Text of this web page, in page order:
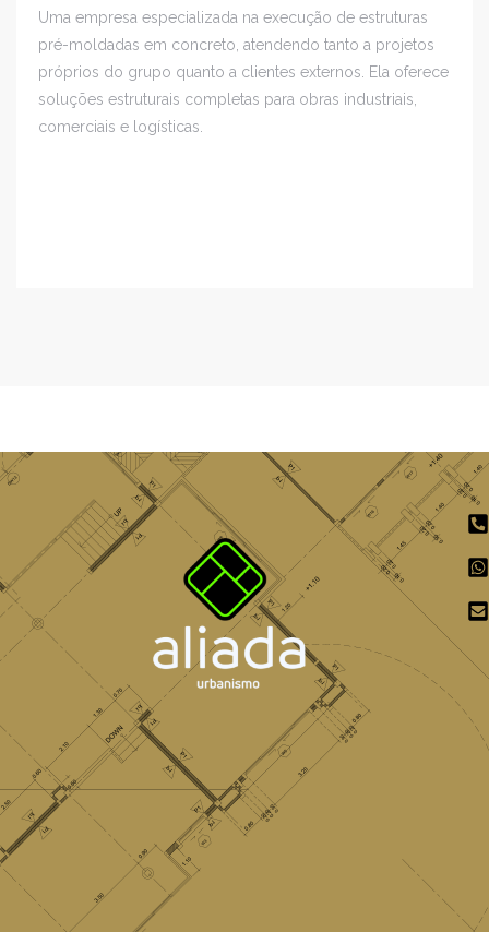
Uma empresa especializada na execução de estruturas
pré-moldadas em concreto, atendendo tanto a projetos
próprios do grupo quanto a clientes externos. Ela oferece
soluções estruturais completas para obras industriais,
comerciais e logísticas.